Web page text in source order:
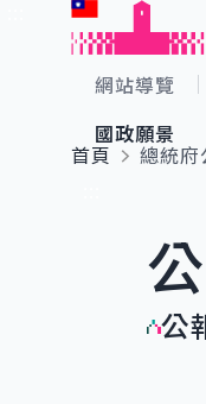
跳到主要內容
網站導覽
國政願景
國家氣候變遷
重要談話
總統府新聞
影音頻道
賴清德總統
首頁
總統府
公